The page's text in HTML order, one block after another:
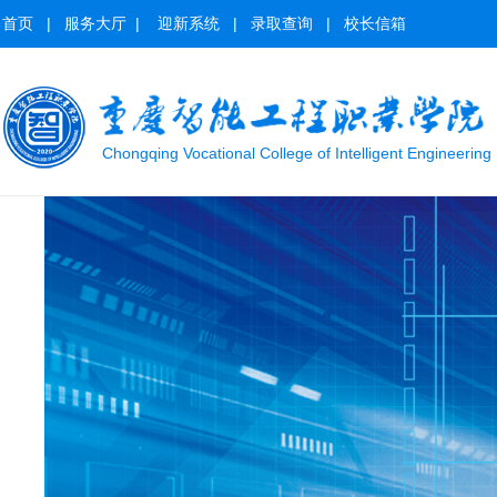
Chongqing Vocational College of Intelligent Engineering
首页 | 服务大厅 | 迎新系统 | 录取查询 | 校长信箱